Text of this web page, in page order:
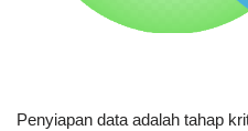
Penyiapan data adalah tahap